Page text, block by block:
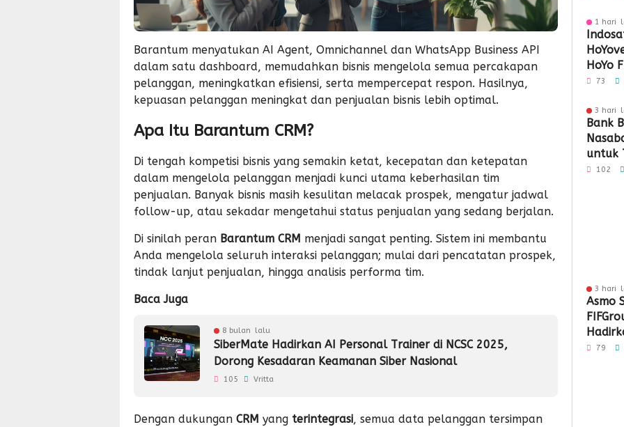
Barantum menyatukan AI Agent, Omnichannel dan WhatsApp Business API
dalam satu dashboard, memudahkan bisnis mengelola semua percakapan
pelanggan, meningkatkan efisiensi, serta mempercepat respon. Hasilnya,
kepuasan pelanggan meningkat dan penjualan bisnis lebih optimal.
Apa Itu Barantum CRM?
Di tengah kompetisi bisnis yang semakin ketat, kecepatan dan ketepatan
dalam mengelola pelanggan menjadi kunci utama keberhasilan tim
penjualan. Banyak bisnis masih kesulitan melacak prospek, mengatur jadwal
follow-up, atau sekadar mengetahui status penjualan yang sedang berjalan.
Di sinilah peran Barantum CRM menjadi sangat penting. Sistem ini membantu
Anda mengelola seluruh interaksi pelanggan; mulai dari pencatatan prospek,
tindak lanjut penjualan, hingga analisis performa tim.
Baca Juga
8 bulan lalu
SiberMate Hadirkan AI Personal Trainer di NCSC 2025,
Dorong Kesadaran Keamanan Siber Nasional
105 Vritta
Dengan dukungan CRM yang terintegrasi, semua data pelanggan tersimpan
1 hari
HoYo
73
3 hari
Bank
untuk
102
3 hari
Asmo
79